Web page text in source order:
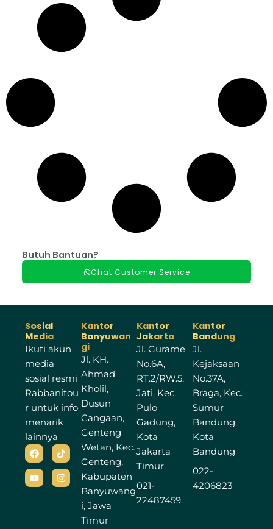
Butuh Bantuan?
Chat Customer Service
Sosial
Media
Ikuti akun
media
sosial resmi
Rabbanitou
r untuk info
menarik
lainnya
F
a
c
e
b
T
i
k
t
o
Y
o
u
t
u
I
n
s
t
a
Kantor
Banyuwan
gi
Jl. KH.
Ahmad
Kholil,
Dusun
Cangaan,
Genteng
Wetan, Kec.
Genteng,
Kabupaten
Banyuwang
i, Jawa
Timur
Kantor
Jakarta
Jl. Gurame
No.6A,
RT.2/RW.5,
Jati, Kec.
Pulo
Gadung,
Kota
Jakarta
Timur
021-
22487459
Kantor
Bandung
Jl.
Kejaksaan
No.37A,
Braga, Kec.
Sumur
Bandung,
Kota
Bandung
022-
4206823